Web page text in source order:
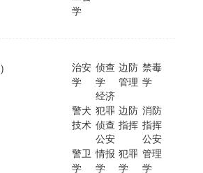
学
治安
学
侦查
学
边防
管理
禁毒
学
警犬
技术
经济
犯罪
侦查
边防
指挥
消防
指挥
警卫
学
公安
情报
学
犯罪
学
公安
管理
学